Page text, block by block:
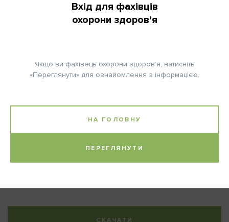
6
Примітка:
Розроблено протокол для консультативної поліклініки та
стаціонарного відділення гінекології, радіології,
СКАЧАТИ
Вхід для фахівців
охорони здоров'я
Якщо ви фахівець охорони здоров’я, натисніть
«Переглянути» для ознайомлення з інформацією.
НА ГОЛОВНУ
ПЕРЕГЛЯНУТИ